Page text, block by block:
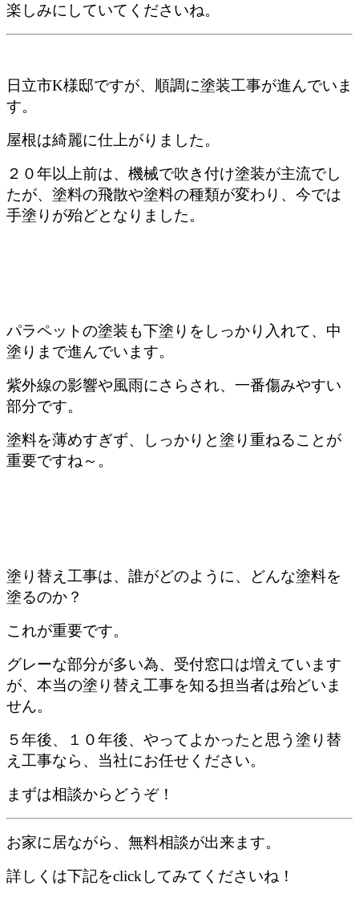
楽しみにしていてくださいね。
日立市K様邸ですが、順調に塗装工事が進んでいま
す。
屋根は綺麗に仕上がりました。
２０年以上前は、機械で吹き付け塗装が主流でし
たが、塗料の飛散や塗料の種類が変わり、今では
手塗りが殆どとなりました。
パラペットの塗装も下塗りをしっかり入れて、中
塗りまで進んでいます。
紫外線の影響や風雨にさらされ、一番傷みやすい
部分です。
塗料を薄めすぎず、しっかりと塗り重ねることが
重要ですね～。
塗り替え工事は、誰がどのように、どんな塗料を
塗るのか？
これが重要です。
グレーな部分が多い為、受付窓口は増えています
が、本当の塗り替え工事を知る担当者は殆どいま
せん。
５年後、１０年後、やってよかったと思う塗り替
え工事なら、当社にお任せください。
まずは相談からどうぞ！
お家に居ながら、無料相談が出来ます。
詳しくは下記をclickしてみてくださいね！